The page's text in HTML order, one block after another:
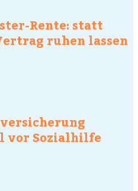
Rente: statt
ruhen lassen
vor Sozialhilfe